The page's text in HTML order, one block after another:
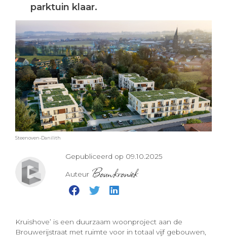
parktuin klaar.
Steenoven-Danilith
Gepubliceerd op 09.10.2025
Auteur Bouwkroniek
Kruishove’ is een duurzaam woonproject aan de
Brouwerijstraat met ruimte voor in totaal vijf gebouwen,